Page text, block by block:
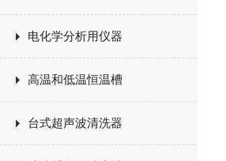
电化学分析用仪器
高温和低温恒温槽
台式超声波清洗器